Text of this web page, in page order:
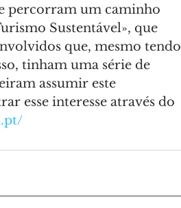
percorram um caminho
Sustentável», que
que, mesmo tendo
tinham uma série de
assumir este
esse interesse através do